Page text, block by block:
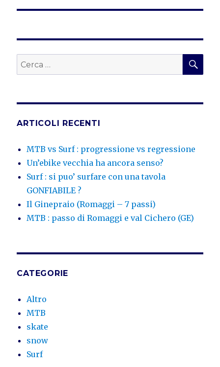
Cerca:
ARTICOLI RECENTI
MTB vs Surf : progressione vs regressione
Un’ebike vecchia ha ancora senso?
Surf : si puo’ surfare con una tavola
GONFIABILE ?
Il Ginepraio (Romaggi – 7 passi)
MTB : passo di Romaggi e val Cichero (GE)
CATEGORIE
Altro
MTB
skate
snow
Surf